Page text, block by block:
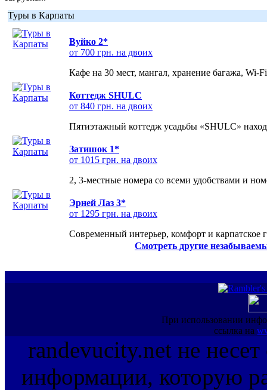
Туры в Карпаты
Вуйко 2*
от 700 грн. на двоих
Кафе на 30 мест, мангал, хранение багажа, Wi-
Коттедж SHULC
от 840 грн. на двоих
Пятиэтажный коттедж усадьбы «SHULC»
Затишок 1*
от 1015 грн. на двоих
2, 3-местные номера со всеми удобствами и
Эрней Лаз 3*
от 1295 грн. на двоих
Современный интерьер, комфорт и карпатское
Смотреть другие
При использовании
ссылка на
randevucity.net не несет
информации, которую